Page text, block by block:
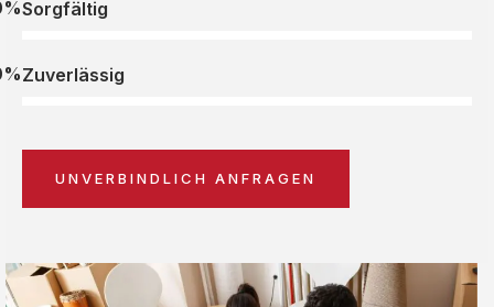
Sorgfältig
Zuverlässig
UNVERBINDLICH ANFRAGEN